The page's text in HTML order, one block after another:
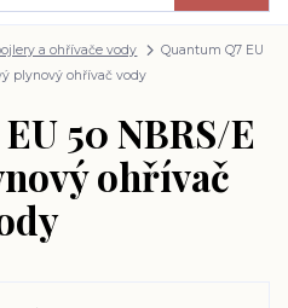
a ohřívače vody
Quantum Q7 EU
plynový ohřívač vody
50 NBRS/E
ohřívač